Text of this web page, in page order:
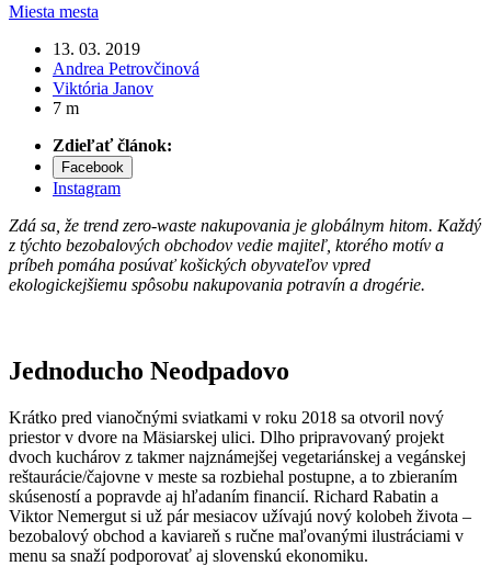
Miesta mesta
13. 03. 2019
Andrea Petrovčinová
Viktória Janov
7 m
Zdieľať článok:
Facebook
Instagram
Zdá sa, že trend zero-waste nakupovania je globálnym hitom. Každý
z týchto bezobalových obchodov vedie majiteľ, ktorého motív a
príbeh pomáha posúvať košických obyvateľov vpred
ekologickejšiemu spôsobu nakupovania potravín a drogérie.
Jednoducho Neodpadovo
Krátko pred vianočnými sviatkami v roku 2018 sa otvoril nový
priestor v dvore na Mäsiarskej ulici. Dlho pripravovaný projekt
dvoch kuchárov z takmer najznámejšej vegetariánskej a vegánskej
reštaurácie/čajovne v meste sa rozbiehal postupne, a to zbieraním
skúseností a popravde aj hľadaním financií. Richard Rabatin a
Viktor Nemergut si už pár mesiacov užívajú nový kolobeh života –
bezobalový obchod a kaviareň s ručne maľovanými ilustráciami v
menu sa snaží podporovať aj slovenskú ekonomiku.